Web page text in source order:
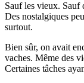
Sauf les vieux. Sauf
Des nostalgiques
surtout.
Bien sûr, on avait
vaches. Même des
Certaines tâches